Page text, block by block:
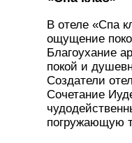
В отеле «Спа
ощущение
Благоухание
покой и
Создатели
Сочетание
погружающую